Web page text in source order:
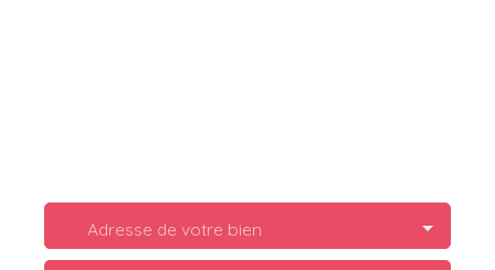
Adresse de votre bien